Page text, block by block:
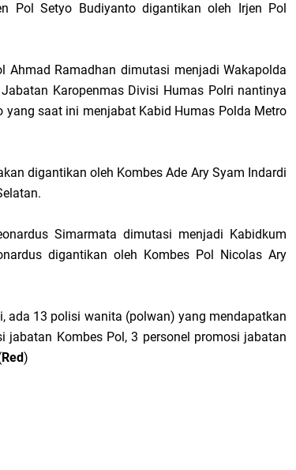
Pol Setyo Budiyanto digantikan oleh Irjen Pol
Ahmad Ramadhan dimutasi menjadi Wakapolda
Karopenmas Divisi Humas Polri nantinya
saat ini menjabat Kabid Humas Polda Metro
digantikan oleh Kombes Ade Ary Syam Indardi
Simarmata dimutasi menjadi Kabidkum
digantikan oleh Kombes Pol Nicolas Ary
ada 13 polisi wanita (polwan) yang mendapatkan
jabatan Kombes Pol, 3 personel promosi jabatan
Red)